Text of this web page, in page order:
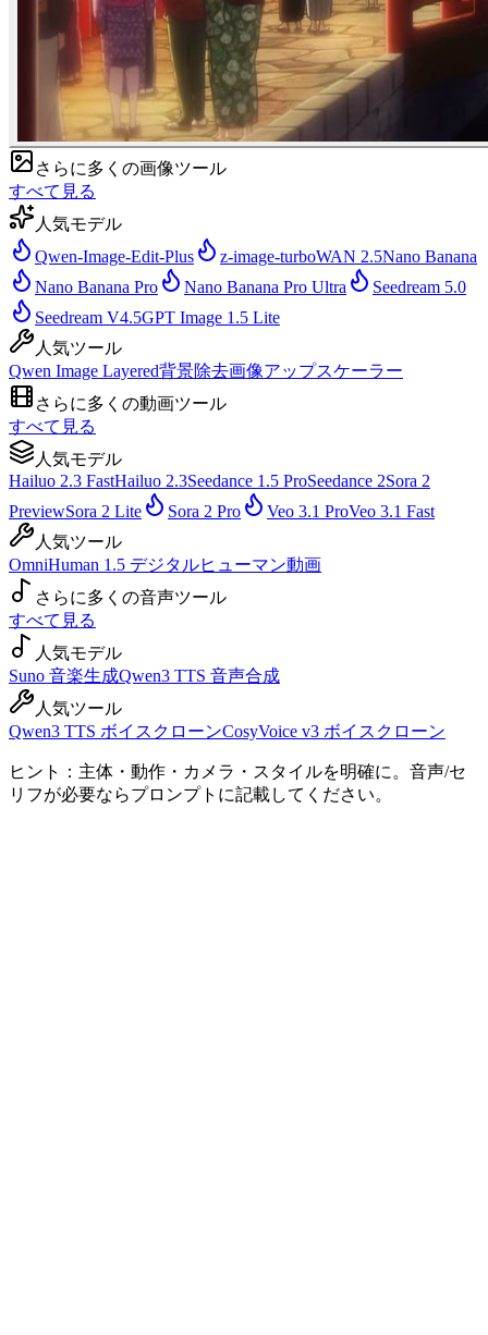
さらに多くの画像ツール
すべて見る
人気モデル
Qwen-Image-Edit-Plus
z-image-turboWAN 2.5Nano Banana
Nano Banana Pro
Nano Banana Pro Ultra
Seedream 5.0
Seedream V4.5GPT Image 1.5 Lite
人気ツール
Qwen Image Layered背景除去画像アップスケーラー
さらに多くの動画ツール
すべて見る
人気モデル
Hailuo 2.3 FastHailuo 2.3Seedance 1.5 ProSeedance 2Sora 2
PreviewSora 2 Lite Sora 2 Pro Veo 3.1 ProVeo 3.1 Fast
人気ツール
OmniHuman 1.5 デジタルヒューマン動画
さらに多くの音声ツール
すべて見る
人気モデル
Suno 音楽生成Qwen3 TTS 音声合成
人気ツール
Qwen3 TTS ボイスクローンCosyVoice v3 ボイスクローン
ヒント：主体・動作・カメラ・スタイルを明確に。音声/セ
リフが必要ならプロンプトに記載してください。